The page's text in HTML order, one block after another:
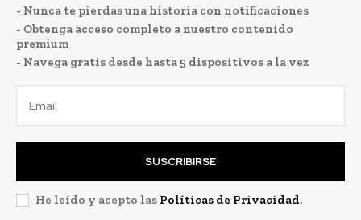
- Nunca te pierdas una historia con notificaciones
- Obtenga acceso completo a nuestro contenido
premium
- Navega gratis desde hasta 5 dispositivos a la vez
SUSCRIBIRSE
He leído y acepto las Políticas de Privacidad.